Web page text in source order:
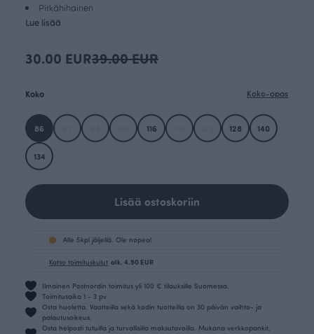
Pitkähihainen
Lue lisää
30.00 EUR39.00 EUR
Koko Koko-opas
86 116 128 140
134
Lisää ostoskoriin
Alle 5kpl jäljellä. Ole nopea!
Katso toimituskulut alk. 4.90 EUR
Ilmainen Postnordin toimitus yli 100 € tilauksille Suomessa.
Toimitusaika 1 - 3 pv
Osta huoletta. Vaatteilla sekä kodin tuotteilla on 30 päivän vaihto- ja
palautusoikeus.
Osta helposti tutuilla ja turvallisilla maksutavoilla. Mukana verkkopankit,